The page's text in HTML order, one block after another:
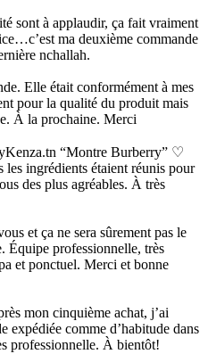
sont à applaudir, ça fait vraiment
ma deuxième commande
nchallah.
Elle était conformément à mes
pour la qualité du produit mais
À la prochaine. Merci
“Montre Burberry” ♡
ingrédients étaient réunis pour
des plus agréables. À très
et ça ne sera sûrement pas le
Équipe professionnelle, très
et ponctuel. Merci et bonne
mon cinquième achat, j’ai
expédiée comme d’habitude dans
professionnelle. À bientôt!